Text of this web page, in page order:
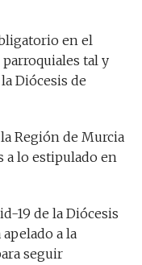
en el
tal y
Diócesis de
Región de Murcia
a lo estipulado en
19 de la Diócesis
a la
seguir